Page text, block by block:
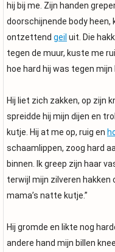
hij bij me. Zijn handen
doorschijnende body heen,
ontzettend geil uit. Die
tegen de muur, kuste me
hoe hard hij was tegen mijn
Hij liet zich zakken, op zijn
spreidde hij mijn dijen en
kutje. Hij at me op, ruig en
schaamlippen, zoog hard
binnen. Ik greep zijn haar
terwijl mijn zilveren hakken
mama’s natte kutje.”
Hij gromde en likte nog
andere hand mijn billen